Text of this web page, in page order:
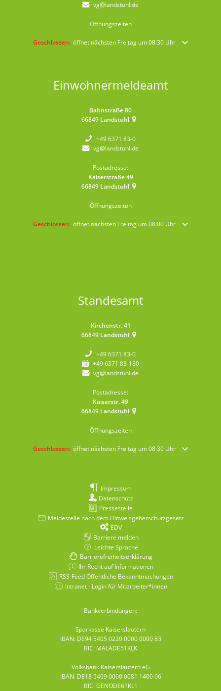
vg@landstuhl.de
Öffnungszeiten
Klicken, um weitere Öffnungs- oder Schließzeiten auszublenden
Geschlossen: öffnet nächsten Freitag um 08:30 Uhr
Einwohnermeldeamt
Bahnstraße 80
66849 Landstuhl
+49 6371 83-0
vg@landstuhl.de
Postadresse:
Kaiserstraße 49
66849 Landstuhl
Öffnungszeiten
Klicken, um weitere Öffnungs- oder Schließzeiten auszublenden
Geschlossen: öffnet nächsten Freitag um 08:00 Uhr
Standesamt
Kirchenstr. 41
66849 Landstuhl
+49 6371 83-0
+49 6371 83-180
vg@landstuhl.de
Postadresse:
Kaiserstr. 49
66849 Landstuhl
Öffnungszeiten
Klicken, um weitere Öffnungs- oder Schließzeiten auszublenden
Geschlossen: öffnet nächsten Freitag um 08:30 Uhr
Impressum
Datenschutz
Pressestelle
Meldestelle nach dem Hinweisgeberschutzgesetz
EDV
Barriere melden
Leichte Sprache
Barrierefreiheitserklärung
Ihr Recht auf Informationen
RSS-Feed Öffentliche Bekanntmachungen
Intranet - Login für Mitarbeiter*innen
Bankverbindungen:
Sparkasse Kaiserslautern
IBAN: DE94 5405 0220 0000 0000 83
BIC: MALADE51KLK
Volksbank Kaiserslautern eG
IBAN: DE18 5409 0000 0081 1400 06
BIC: GENODE61KL1